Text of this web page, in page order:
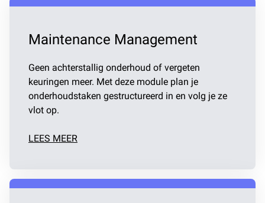
Maintenance Management
Geen achterstallig onderhoud of vergeten
keuringen meer. Met deze module plan je
onderhoudstaken gestructureerd in en volg je ze
vlot op.
LEES MEER